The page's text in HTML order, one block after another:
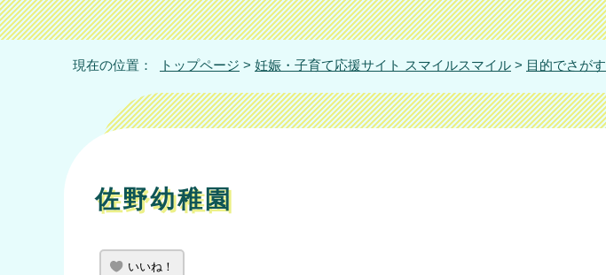
現在の位置： トップページ > 妊娠・子育て応援サイト スマイルスマイル > 目的でさがす
佐野幼稚園
いいね！